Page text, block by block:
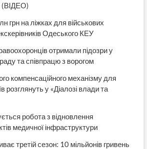
(ВІДЕО)
грн на ліжках для військових
Одеського КЕУ
отримали підозри у
та співпрацю з ворогом
компенсаційного механізму для
розглянуть у «Діалозі влади та
робота з відновлення
медичної інфраструктури
третій сезон: 10 мільйонів гривень